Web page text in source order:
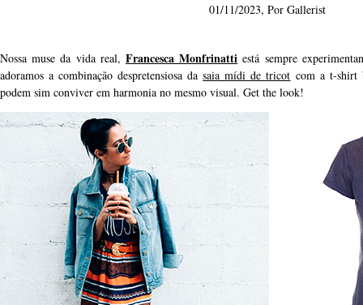
01/11/2023, Por Gallerist
Nossa muse da vida real, Francesca Monfrinatti está sempre
adoramos a combinação despretensiosa dasaia mídi de tricot com a t-shirt
podem sim conviver em harmonia no mesmo visual. Get the look!